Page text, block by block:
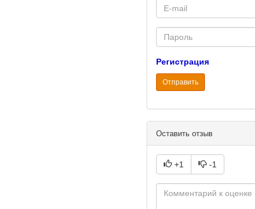
mail
Password
Регистрация
Отправить
Оставить отзыв
+1 -1